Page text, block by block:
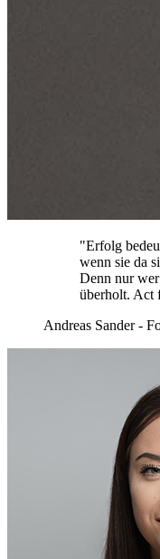
"Erfolg
wenn sie da
Denn nur
überholt. Act
Andreas Sander -